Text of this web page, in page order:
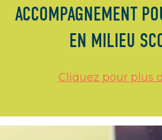
ACCOMPAGNEMENT
EN MILIEU
Cliquez pour plus